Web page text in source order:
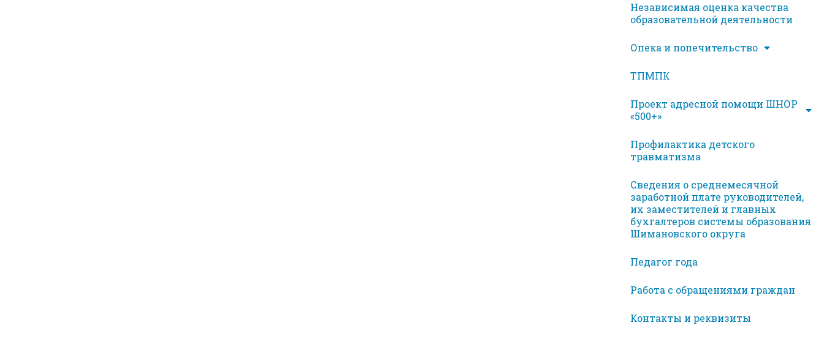
Независимая оценка качества
образовательной деятельности
Опека и попечительство
ТПМПК
Проект адресной помощи ШНОР
«500+»
Профилактика детского
травматизма
Сведения о среднемесячной
заработной плате руководителей,
их заместителей и главных
бухгалтеров системы образования
Шимановского округа
Педагог года
Работа с обращениями граждан
Контакты и реквизиты